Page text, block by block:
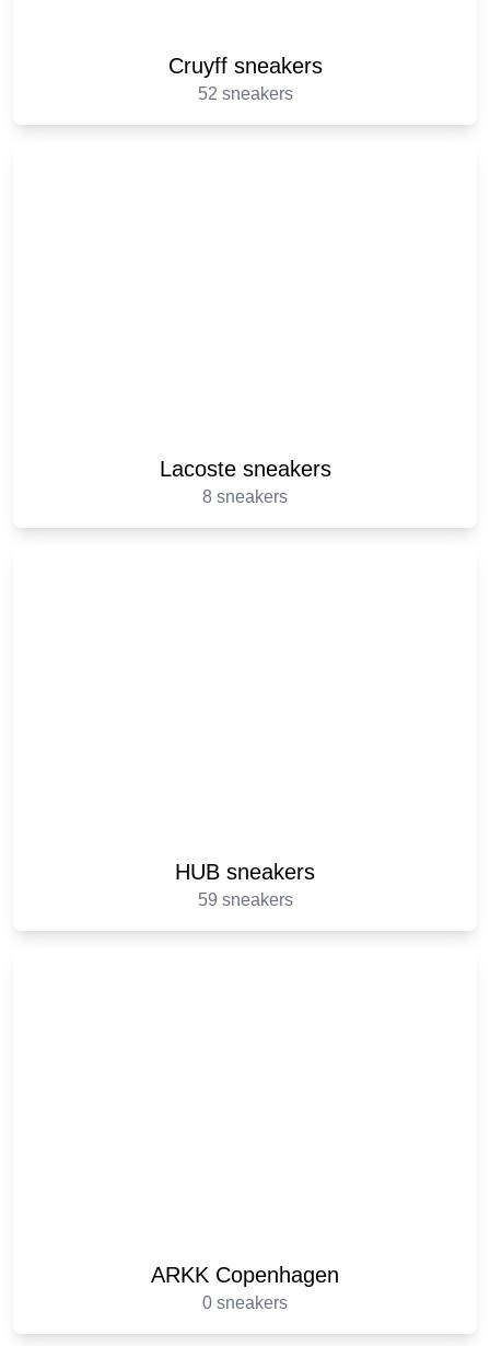
Cruyff sneakers
52 sneakers
Lacoste sneakers
8 sneakers
HUB sneakers
59 sneakers
ARKK Copenhagen
0 sneakers